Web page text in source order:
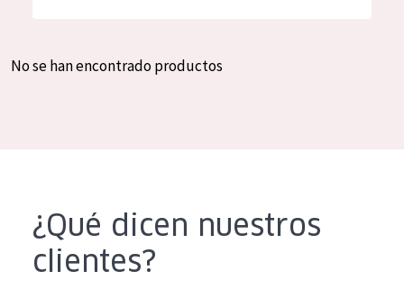
Crema de día
Crema de noche
Spanish
No se han encontrado productos
¿Qué dicen nuestros
clientes?